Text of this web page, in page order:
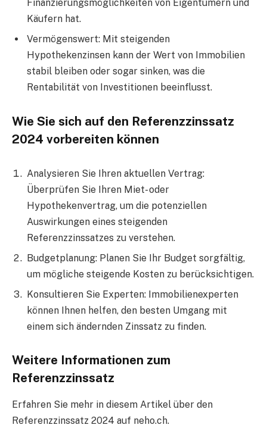
Finanzierungsmöglichkeiten von Eigentümern und
Käufern hat.
Vermögenswert: Mit steigenden
Hypothekenzinsen kann der Wert von Immobilien
stabil bleiben oder sogar sinken, was die
Rentabilität von Investitionen beeinflusst.
Wie Sie sich auf den Referenzzinssatz
2024 vorbereiten können
Analysieren Sie Ihren aktuellen Vertrag:
Überprüfen Sie Ihren Miet- oder
Hypothekenvertrag, um die potenziellen
Auswirkungen eines steigenden
Referenzzinssatzes zu verstehen.
Budgetplanung: Planen Sie Ihr Budget sorgfältig,
um mögliche steigende Kosten zu berücksichtigen.
Konsultieren Sie Experten: Immobilienexperten
können Ihnen helfen, den besten Umgang mit
einem sich ändernden Zinssatz zu finden.
Weitere Informationen zum
Referenzzinssatz
Erfahren Sie mehr in diesem Artikel über den
Referenzzinssatz 2024 auf neho.ch.